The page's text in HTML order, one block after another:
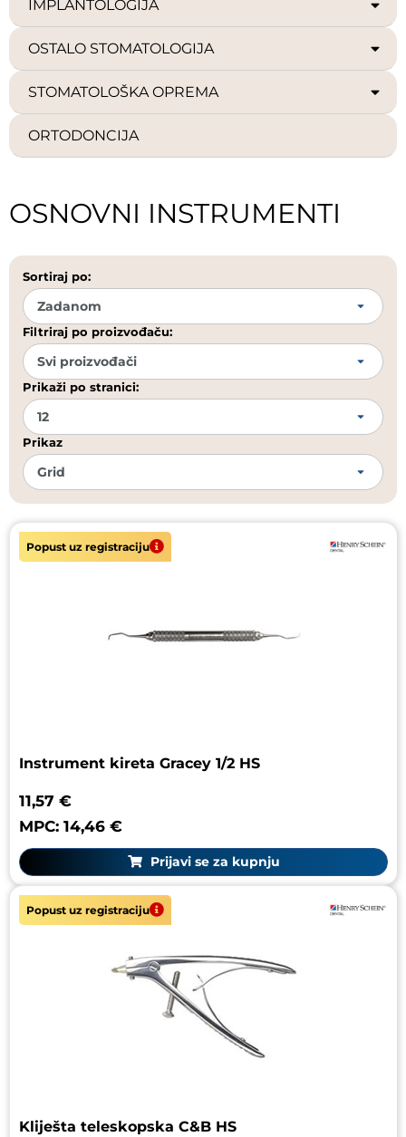
IMPLANTOLOGIJA
OSTALO STOMATOLOGIJA
STOMATOLOŠKA OPREMA
ORTODONCIJA
OSNOVNI INSTRUMENTI
Sortiraj po:
Filtriraj po proizvođaču:
Prikaži po stranici:
Prikaz
Popust uz registraciju
Instrument kireta Gracey 1/2 HS
11,57 €
MPC: 14,46 €
Prijavi se za kupnju
Popust uz registraciju
Kliješta teleskopska C&B HS